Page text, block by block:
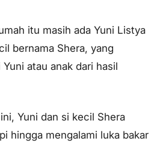
itu masih ada Yuni Listya
bernama Shera, yang
atau anak dari hasil
Yuni dan si kecil Shera
hingga mengalami luka bakar